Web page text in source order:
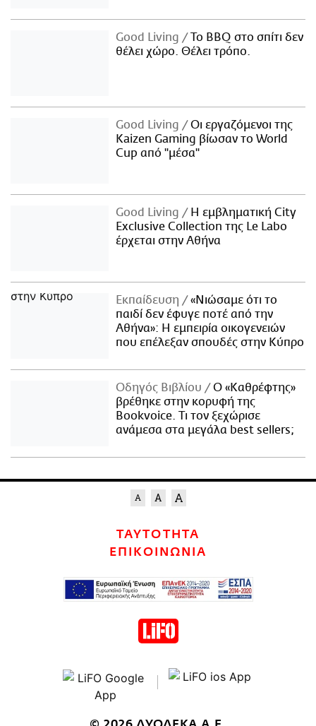
Good Living
Το BBQ στο σπίτι δεν
θέλει χώρο. Θέλει τρόπο.
Good Living
Οι εργαζόμενοι της
Kaizen Gaming βίωσαν το World
Cup από "μέσα"
Good Living
Η εμβληματική City
Exclusive Collection της Le Labo
έρχεται στην Αθήνα
Εκπαίδευση
«Νιώσαμε ότι το
παιδί δεν έφυγε ποτέ από την
Αθήνα»: Η εμπειρία οικογενειών
που επέλεξαν σπουδές στην Κύπρο
Οδηγός Βιβλίου
Ο «Καθρέφτης»
βρέθηκε στην κορυφή της
Bookvoice. Τι τον ξεχώρισε
ανάμεσα στα μεγάλα best sellers;
ΤΑΥΤΟΤΗΤΑ
ΕΠΙΚΟΙΝΩΝΙΑ